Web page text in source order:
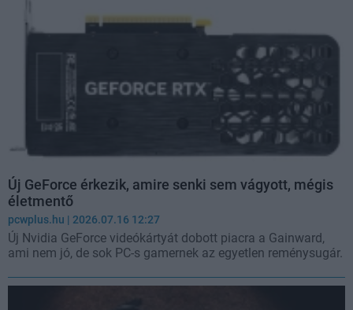
Új GeForce érkezik, amire senki sem vágyott, mégis
életmentő
pcwplus.hu | 2026.07.16 12:27
Új Nvidia GeForce videókártyát dobott piacra a Gainward,
ami nem jó, de sok PC-s gamernek az egyetlen reménysugár.